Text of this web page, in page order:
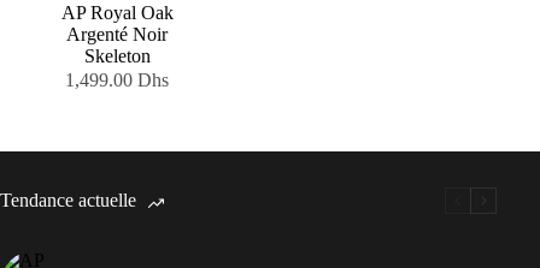
AP Royal Oak
Argenté Noir
Skeleton
1,499.00Dhs
Tendance actuelle